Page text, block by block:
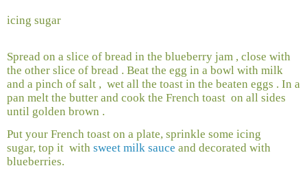
icing sugar
Spread on a slice of bread in the blueberry jam , close with
the other slice of bread . Beat the egg in a bowl with milk
and a pinch of salt , wet all the toast in the beaten eggs . In a
pan melt the butter and cook the French toast on all sides
until golden brown .
Put your French toast on a plate, sprinkle some icing
sugar, top it with sweet milk sauce and decorated with
blueberries.